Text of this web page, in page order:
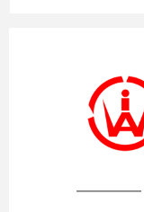
———